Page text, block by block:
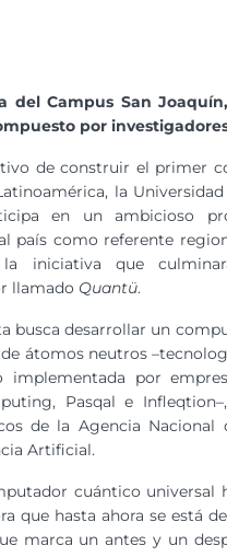
del Campus San
por
de construir el primer
la
en un ambicioso
país como referente
iniciativa que
llamado Quantü.
busca desarrollar un
átomos neutros
implementada por
Pasqal e
de la Agencia Nacional
Artificial.
cuántico universal
que hasta ahora se está
marca un antes y un